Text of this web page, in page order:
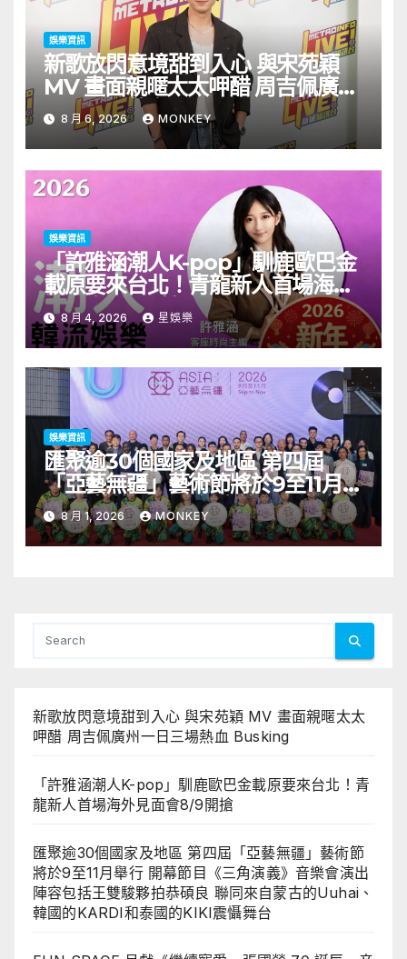
娛樂資訊
新歌放閃意境甜到入心 與宋苑穎
MV 畫面親暱太太呷醋 周吉佩廣州
一日三場熱血 Busking
8 月 6, 2026 MONKEY
娛樂資訊
「許雅涵潮人K-pop」馴鹿歐巴金
載原要來台北！青龍新人首場海外
見面會8/9開搶
8 月 4, 2026 星娛樂
娛樂資訊
匯聚逾30個國家及地區 第四屆
「亞藝無疆」藝術節將於9至11月舉
行 開幕節目《三角演義》音樂會演
出陣容包括王雙駿夥拍恭碩良 聯同
來自蒙古的Uuhai、韓國的KARDI
8 月 1, 2026 MONKEY
新歌放閃意境甜到入心 與宋苑穎 MV 畫面親暱太太
呷醋 周吉佩廣州一日三場熱血 Busking
「許雅涵潮人K-pop」馴鹿歐巴金載原要來台北！青
龍新人首場海外見面會8/9開搶
匯聚逾30個國家及地區 第四屆「亞藝無疆」藝術節
將於9至11月舉行 開幕節目《三角演義》音樂會演出
陣容包括王雙駿夥拍恭碩良 聯同來自蒙古的Uuhai、
韓國的KARDI和泰國的KIKI震懾舞台